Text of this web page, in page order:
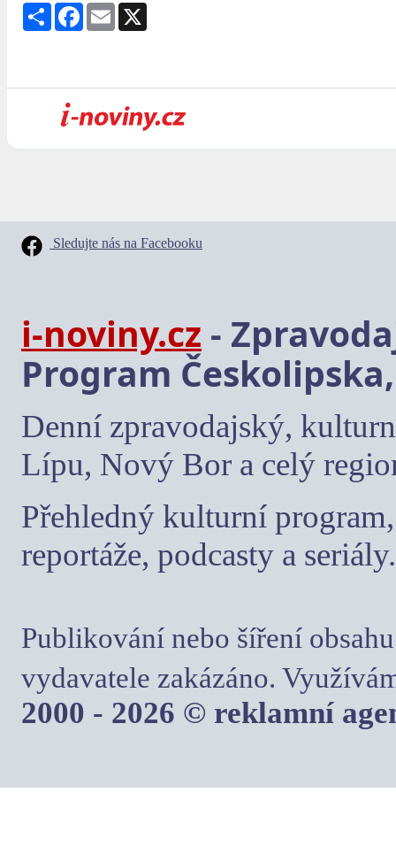
Share Facebook
Email
Sledujte nás na Facebooku
i-noviny.cz -
Program
Denní zpravodajský,
Lípu, Nový Bor a celý
Přehledný kulturní
reportáže, podcasty a seriály.
Publikování nebo šíření
vydavatele zakázáno.
2000 - 2026 © reklamní